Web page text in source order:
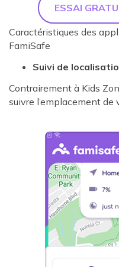
ESSAI
Caractéristiques des
FamiSafe
Suivi de
Contrairement à Kids
suivre l’emplacement de